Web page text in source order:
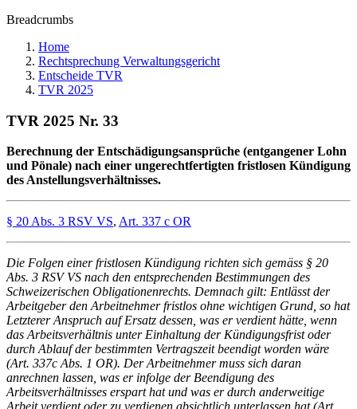
Breadcrumbs
Home
Rechtsprechung Verwaltungsgericht
Entscheide TVR
TVR 2025
TVR 2025 Nr. 33
Berechnung der Entschädigungsansprüche (entgangener Lohn
und Pönale) nach einer ungerechtfertigten fristlosen Kündigung
des Anstellungsverhältnisses.
§ 20 Abs. 3 RSV VS, Art. 337 c OR
Die Folgen einer fristlosen Kündigung richten sich gemäss § 20
Abs. 3 RSV VS nach den entsprechenden Bestimmungen des
Schweizerischen Obligationenrechts. Demnach gilt: Entlässt der
Arbeitgeber den Arbeitnehmer fristlos ohne wichtigen Grund, so hat
Letzterer Anspruch auf Ersatz dessen, was er verdient hätte, wenn
das Arbeitsverhältnis unter Einhaltung der Kündigungsfrist oder
durch Ablauf der bestimmten Vertragszeit beendigt worden wäre
(Art. 337c Abs. 1 OR). Der Arbeitnehmer muss sich daran
anrechnen lassen, was er infolge der Beendigung des
Arbeitsverhältnisses erspart hat und was er durch anderweitige